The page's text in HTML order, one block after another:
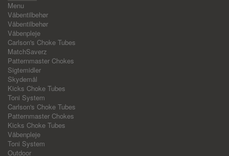
Menu
Våbentilbehør
Våbentilbehør
Våbenpleje
Carlson's Choke Tubes
MatchSaverz
Patternmaster Chokes
Sigtemidler
Skydemål
Kicks Choke Tubes
Toni System
Carlson's Choke Tubes
Patternmaster Chokes
Kicks Choke Tubes
Våbenpleje
Toni System
Outdoor